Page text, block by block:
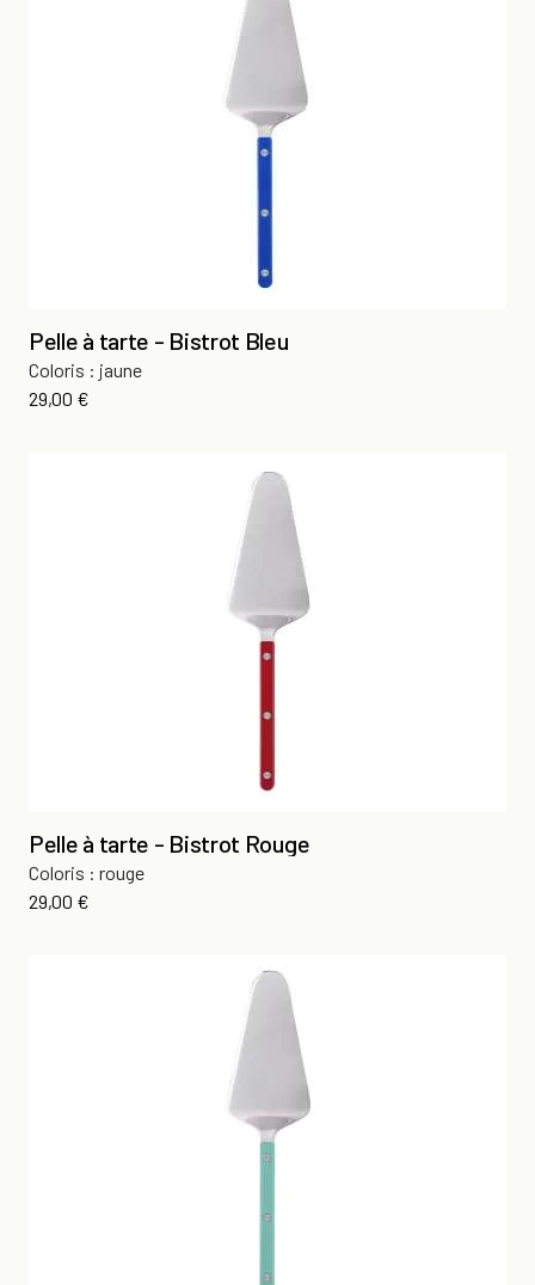
Pelle à tarte - Bistrot Bleu
Coloris : jaune
Prix
29,00 €
Pelle à tarte - Bistrot Rouge
Coloris : rouge
Prix
29,00 €